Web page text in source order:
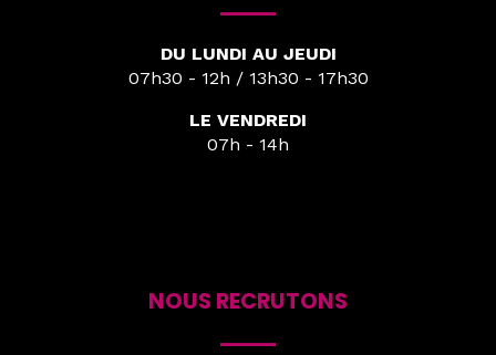
DU LUNDI AU JEUDI
07h30 - 12h / 13h30 - 17h30
LE VENDREDI
07h - 14h
NOUS RECRUTONS